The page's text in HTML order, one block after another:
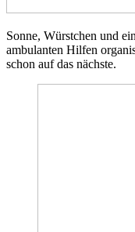
Sonne, Würstchen und
ambulanten Hilfen
schon auf das nächste.